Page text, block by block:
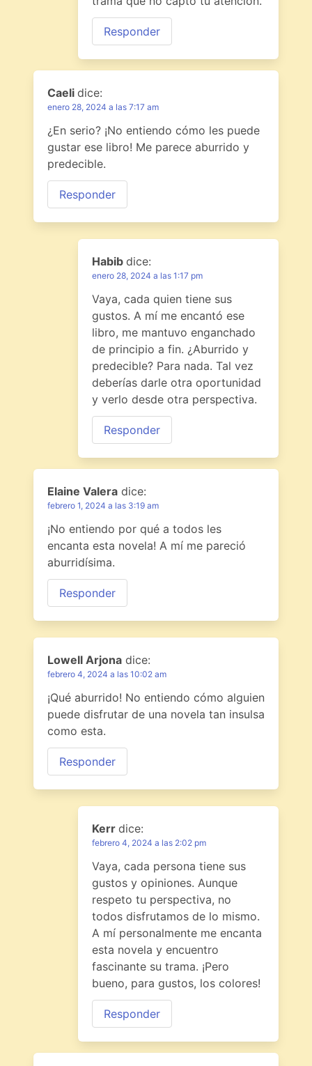
Responder
Caeli dice:
enero 28, 2024 a las 7:17 am
¿En serio? ¡No entiendo cómo les puede
gustar ese libro! Me parece aburrido y
predecible.
Responder
Habib dice:
enero 28, 2024 a las 1:17 pm
Vaya, cada quien tiene sus
gustos. A mí me encantó ese
libro, me mantuvo enganchado
de principio a fin. ¿Aburrido y
predecible? Para nada. Tal vez
deberías darle otra oportunidad
y verlo desde otra perspectiva.
Responder
Elaine Valera dice:
febrero 1, 2024 a las 3:19 am
¡No entiendo por qué a todos les
encanta esta novela! A mí me pareció
aburridísima.
Responder
Lowell Arjona dice:
febrero 4, 2024 a las 10:02 am
¡Qué aburrido! No entiendo cómo alguien
puede disfrutar de una novela tan insulsa
como esta.
Responder
Kerr dice:
febrero 4, 2024 a las 2:02 pm
Vaya, cada persona tiene sus
gustos y opiniones. Aunque
respeto tu perspectiva, no
todos disfrutamos de lo mismo.
A mí personalmente me encanta
esta novela y encuentro
fascinante su trama. ¡Pero
bueno, para gustos, los colores!
Responder